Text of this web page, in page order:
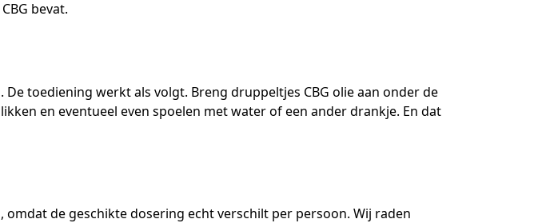
bevat.
toediening werkt als volgt. Breng druppeltjes CBG olie aan onder de
en eventueel even spoelen met water of een ander drankje. En dat
de geschikte dosering echt verschilt per persoon. Wij raden